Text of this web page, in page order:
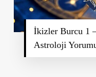
İkizler Burcu 1
Astroloji